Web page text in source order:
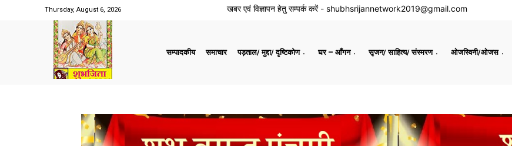
Thursday, August 6, 2026 खबर एवं विज्ञापन हेतु सम्पर्क करें - shubhsrijannetwork2019@gmail.com
सम्पादकीय समाचार पड़ताल/ मुद्दा/ दृष्टिकोण घर – आँगन सृजन/ साहित्य/ संस्मरण ओजस्विनी/ओजस